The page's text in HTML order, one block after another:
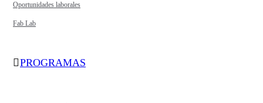
Oportunidades laborales
Fab Lab
PROGRAMAS